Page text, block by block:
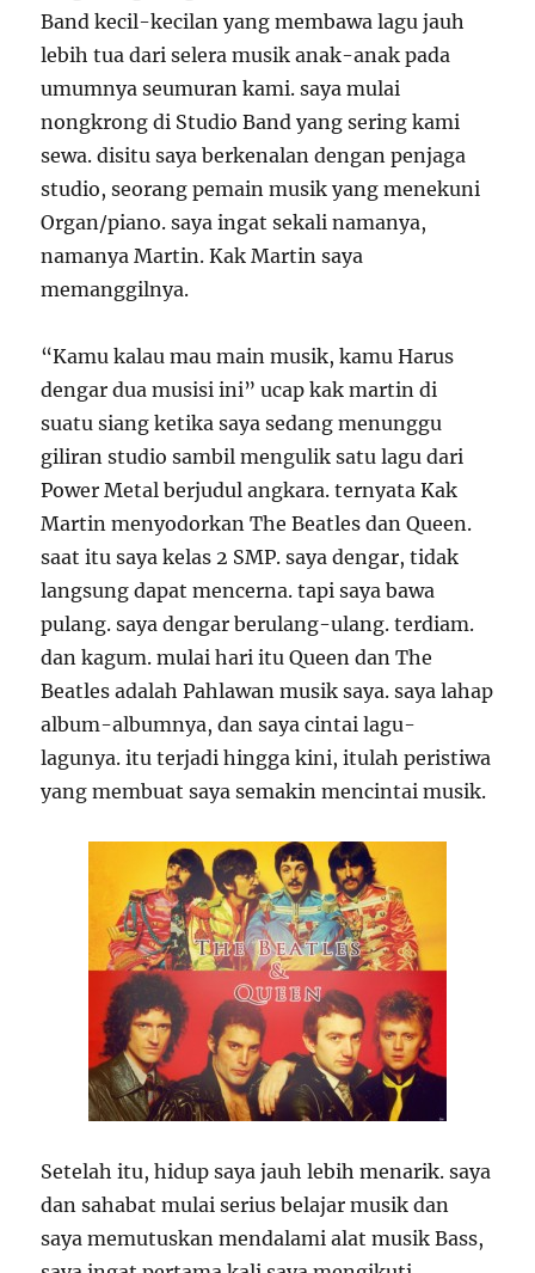
Band kecil-kecilan yang membawa lagu jauh
lebih tua dari selera musik anak-anak pada
umumnya seumuran kami. saya mulai
nongkrong di Studio Band yang sering kami
sewa. disitu saya berkenalan dengan penjaga
studio, seorang pemain musik yang menekuni
Organ/piano. saya ingat sekali namanya,
namanya Martin. Kak Martin saya
memanggilnya.
“Kamu kalau mau main musik, kamu Harus
dengar dua musisi ini” ucap kak martin di
suatu siang ketika saya sedang menunggu
giliran studio sambil mengulik satu lagu dari
Power Metal berjudul angkara. ternyata Kak
Martin menyodorkan The Beatles dan Queen.
saat itu saya kelas 2 SMP. saya dengar, tidak
langsung dapat mencerna. tapi saya bawa
pulang. saya dengar berulang-ulang. terdiam.
dan kagum. mulai hari itu Queen dan The
Beatles adalah Pahlawan musik saya. saya lahap
album-albumnya, dan saya cintai lagu-
lagunya. itu terjadi hingga kini, itulah peristiwa
yang membuat saya semakin mencintai musik.
Setelah itu, hidup saya jauh lebih menarik. saya
dan sahabat mulai serius belajar musik dan
saya memutuskan mendalami alat musik Bass,